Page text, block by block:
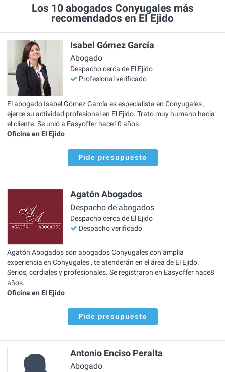
Los 10 abogados Conyugales más
recomendados en El Ejido
Isabel Gómez García
Abogado
Despacho cerca de El Ejido
Profesional verificado
El abogado Isabel Gómez García es especialista en Conyugales ,
ejerce su actividad profesional en El Ejido. Trato muy humano hacia
el cliente. Se unió a Easyoffer hace10 años.
Oficina en El Ejido
Pide presupuesto
Agatón Abogados
Despacho de abogados
Despacho cerca de El Ejido
Despacho verificado
Agatón Abogados son abogados Conyugales con amplia
experiencia en Conyugales , te atenderán en el área de El Ejido.
Serios, cordiales y profesionales. Se registraron en Easyoffer hace8
años.
Oficina en El Ejido
Pide presupuesto
Antonio Enciso Peralta
Abogado